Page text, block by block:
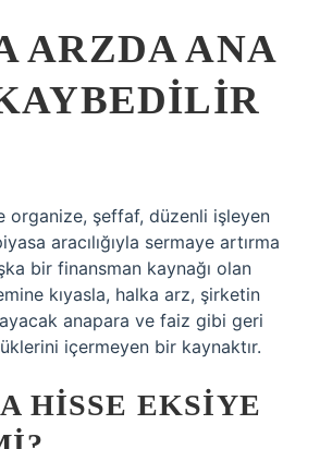
ARZDA ANA
organize, şeffaf, düzenli işleyen
aracılığıyla sermaye artırma
bir finansman kaynağı olan
kıyasla, halka arz, şirketin
anapara ve faiz gibi geri
içermeyen bir kaynaktır.
HISSE EKSIYE